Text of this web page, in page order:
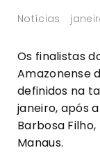
Notícias
Os finalistas
Amazonense
definidos na
janeiro, após
Barbosa
Manaus.